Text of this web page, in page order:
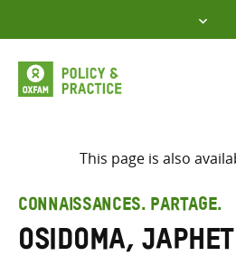
to
content
Saisir
les
This page is also
CONNAISSANCES. PARTAGE.
Osidoma, Japhet